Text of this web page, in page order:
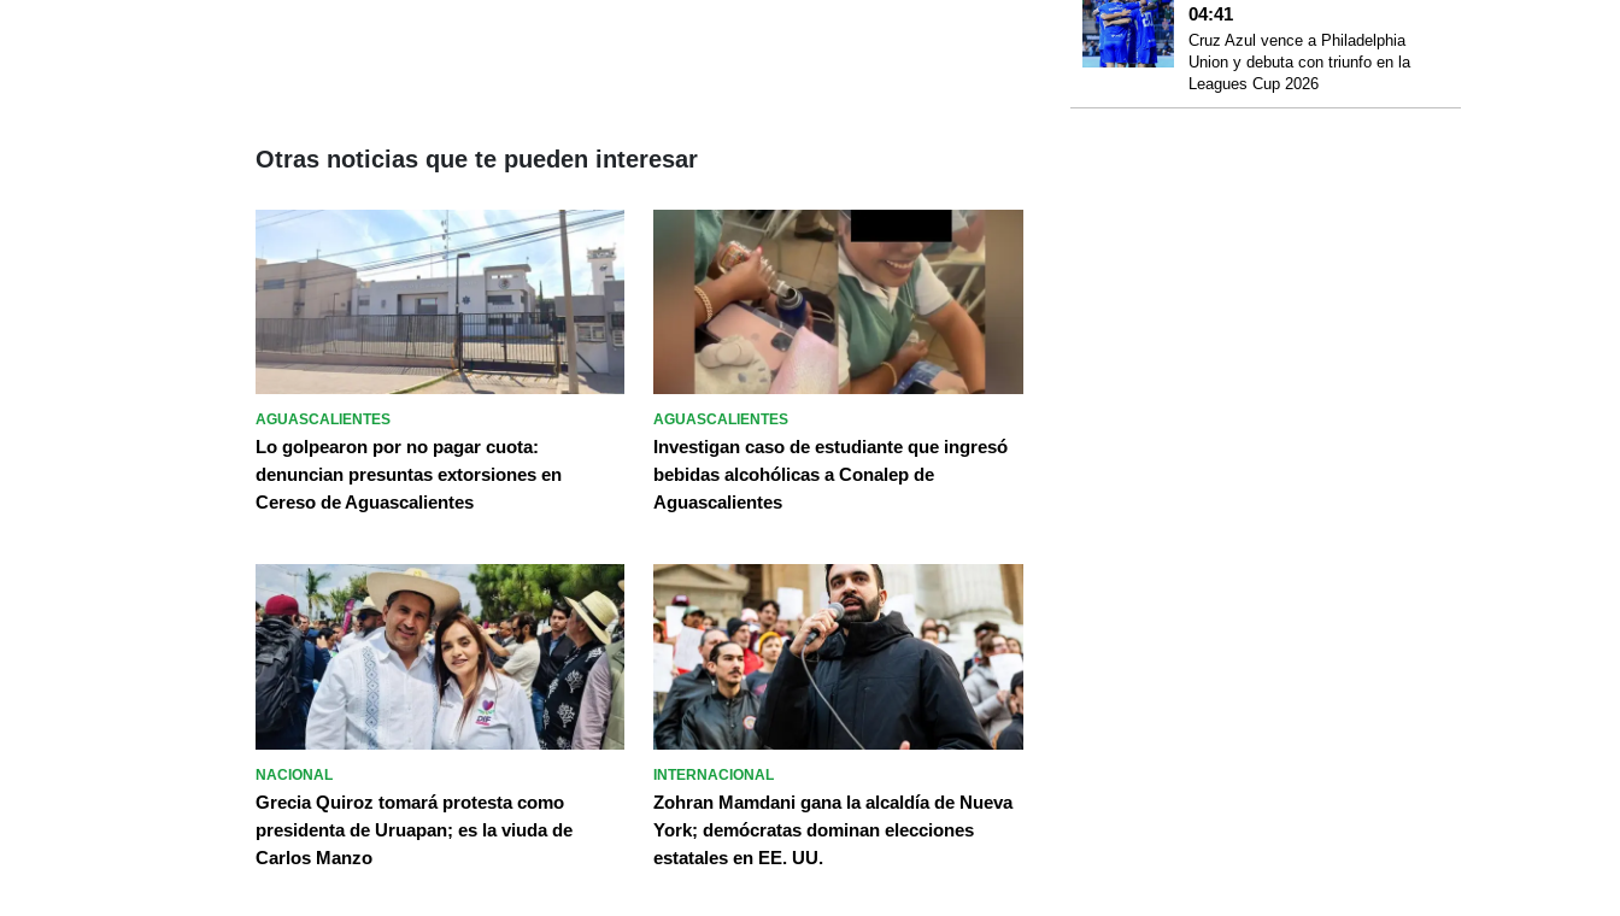
04:41
Cruz Azul vence a Philadelphia
Union y debuta con triunfo en la
Leagues Cup 2026
Otras noticias que te pueden interesar
AGUASCALIENTES
Lo golpearon por no pagar cuota:
denuncian presuntas extorsiones en
Cereso de Aguascalientes
AGUASCALIENTES
Investigan caso de estudiante que ingresó
bebidas alcohólicas a Conalep de
Aguascalientes
NACIONAL
Grecia Quiroz tomará protesta como
presidenta de Uruapan; es la viuda de
Carlos Manzo
INTERNACIONAL
Zohran Mamdani gana la alcaldía de Nueva
York; demócratas dominan elecciones
estatales en EE. UU.